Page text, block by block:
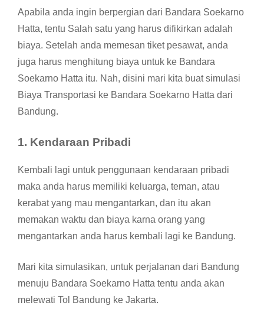
Apabila anda ingin berpergian dari Bandara Soekarno
Hatta, tentu Salah satu yang harus difikirkan adalah
biaya. Setelah anda memesan tiket pesawat, anda
juga harus menghitung biaya untuk ke Bandara
Soekarno Hatta itu. Nah, disini mari kita buat simulasi
Biaya Transportasi ke Bandara Soekarno Hatta dari
Bandung.
1. Kendaraan Pribadi
Kembali lagi untuk penggunaan kendaraan pribadi
maka anda harus memiliki keluarga, teman, atau
kerabat yang mau mengantarkan, dan itu akan
memakan waktu dan biaya karna orang yang
mengantarkan anda harus kembali lagi ke Bandung.
Mari kita simulasikan, untuk perjalanan dari Bandung
menuju Bandara Soekarno Hatta tentu anda akan
melewati Tol Bandung ke Jakarta.